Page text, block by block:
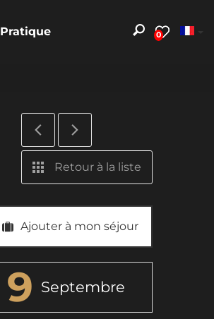
0
Pratique
Retour à la liste
Ajouter à mon séjour
9 Septembre